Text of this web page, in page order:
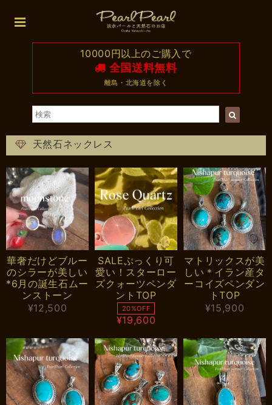
10000円以上のご購入で
全国送料無料
離島・北海道を除く
天然石ネックレス
華奢だけどブルー
のシラーが美しい
*6月の誕生石ムー
ンストーン
¥12,500
SALEぷっくり可
愛い！スターロー
ズクォーツペンダ
ントTOP
20%OFF
¥19,600
マトリックスが美
しい＊イラン産タ
ーコイズペンダン
トTOP
¥15,900